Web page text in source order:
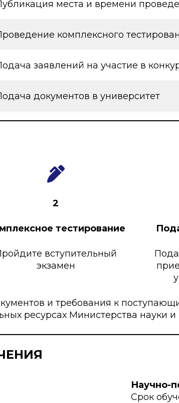
места и времени
комплексного
заявлений на участие в
документов в университет
2
тестирование
вступительный
экзамен
и требования к
ресурсах Министерства науки
Научно-
Срок